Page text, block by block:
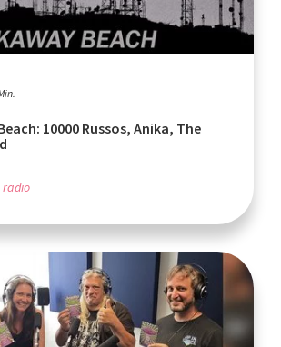
10000 Russos, Anika, The
radio